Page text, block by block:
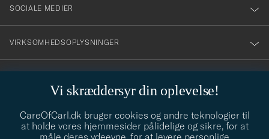
Vi skræddersyr din oplevelse!
CareOfCarl.dk bruger cookies og andre teknologier til
at holde vores hjemmesider pålidelige og sikre, for at
måle deres ydeevne, for at levere personlige
SOCIALE MEDIER
VIRKSOMHEDSOPLYSNINGER
info@careofcarl.dk
Behøver du hjælp til at finde din stil? Lad os hjælpe dig, vi hjælper
gerne til!